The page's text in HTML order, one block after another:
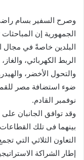
وصرح السفير بسام
الجمهورية إن المباحثات
البلدين خاصةً في
الربط الكهربائي،
والتحول الأخضر،
نوفمبر القادم.
وقد توافق الجانبان
بينهما فى تلك
التعاون الثلاثي التي
إطار الشراكة